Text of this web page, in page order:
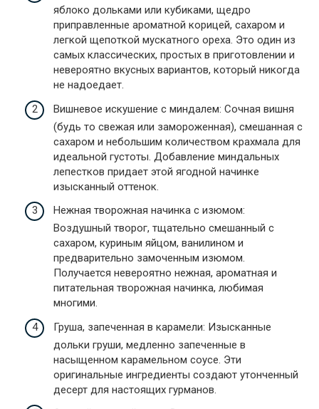
яблоко дольками или кубиками, щедро
приправленные ароматной корицей, сахаром и
легкой щепоткой мускатного ореха. Это один из
самых классических, простых в приготовлении и
невероятно вкусных вариантов, который никогда
не надоедает.
Вишневое искушение с миндалем: Сочная вишня
(будь то свежая или замороженная), смешанная с
сахаром и небольшим количеством крахмала для
идеальной густоты. Добавление миндальных
лепестков придает этой ягодной начинке
изысканный оттенок.
Нежная творожная начинка с изюмом:
Воздушный творог, тщательно смешанный с
сахаром, куриным яйцом, ванилином и
предварительно замоченным изюмом.
Получается невероятно нежная, ароматная и
питательная творожная начинка, любимая
многими.
Груша, запеченная в карамели: Изысканные
дольки груши, медленно запеченные в
насыщенном карамельном соусе. Эти
оригинальные ингредиенты создают утонченный
десерт для настоящих гурманов.